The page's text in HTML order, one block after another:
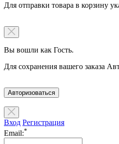
Для отправки товара в корзину
Вы вошли как Гость.
Для сохранения вашего заказа
Авторизоваться
Вход Регистрация
Email:*